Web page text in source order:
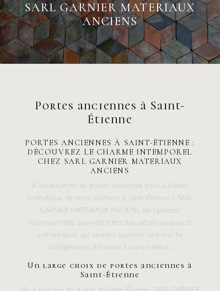
SARL GARNIER MATERIAUX
ANCIENS
Portes anciennes à Saint-
Étienne
PORTES ANCIENNES À SAINT-ÉTIENNE :
DÉCOUVREZ LE CHARME INTEMPOREL
CHEZ SARL GARNIER MATERIAUX
ANCIENS
À la recherche de portes anciennes pour sublimer
l'esthétique de votre intérieur à Saint-Étienne ? SARL
GARNIER MATERIAUX ANCIENS est l'adresse
incontournable pour dénicher des pièces uniques et
authentiques qui sauront apporter une touche
d'élégance et d'histoire à votre habitat.
Un large choix de portes anciennes à
Saint-Étienne